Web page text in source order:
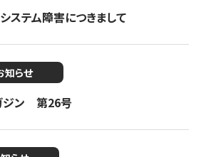
ステム障害につきまして
知らせ
ジン 第26号